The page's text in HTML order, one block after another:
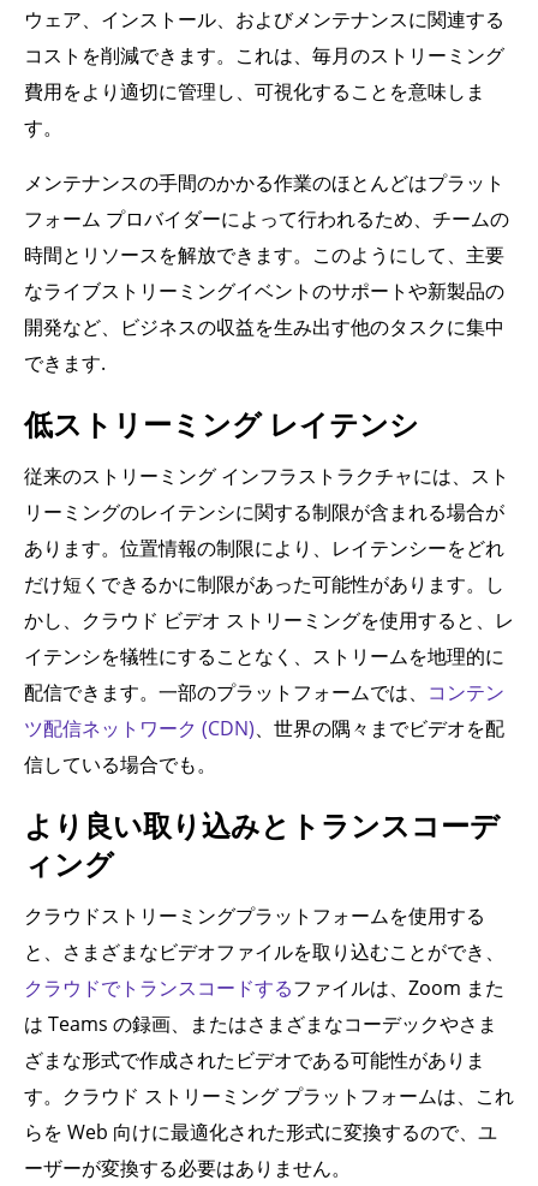
ウェア、インストール、およびメンテナンスに関連する
コストを削減できます。これは、毎月のストリーミング
費用をより適切に管理し、可視化することを意味しま
す。
メンテナンスの手間のかかる作業のほとんどはプラット
フォーム プロバイダーによって行われるため、チームの
時間とリソースを解放できます。このようにして、主要
なライブストリーミングイベントのサポートや新製品の
開発など、ビジネスの収益を生み出す他のタスクに集中
できます.
低ストリーミング レイテンシ
従来のストリーミング インフラストラクチャには、スト
リーミングのレイテンシに関する制限が含まれる場合が
あります。位置情報の制限により、レイテンシーをどれ
だけ短くできるかに制限があった可能性があります。し
かし、クラウド ビデオ ストリーミングを使用すると、レ
イテンシを犠牲にすることなく、ストリームを地理的に
配信できます。一部のプラットフォームでは、 コンテン
ツ配信ネットワーク (CDN)、世界の隅々までビデオを配
信している場合でも。
より良い取り込みとトランスコーデ
ィング
クラウドストリーミングプラットフォームを使用する
と、さまざまなビデオファイルを取り込むことができ、
クラウドでトランスコードするファイルは、Zoom また
は Teams の録画、またはさまざまなコーデックやさま
ざまな形式で作成されたビデオである可能性がありま
す。クラウド ストリーミング プラットフォームは、これ
らを Web 向けに最適化された形式に変換するので、ユ
ーザーが変換する必要はありません。